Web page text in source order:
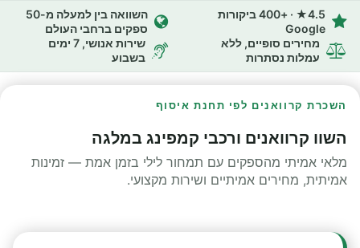
4.5★ · +400 ביקורות
Google
השוואה בין למעלה מ-50
ספקים ברחבי העולם
מחירים סופיים, ללא
עמלות נסתרות
שירות אנושי, 7 ימים
בשבוע
השכרת קרוואנים לפי תחנת איסוף
השוו קרוואנים ורכבי קמפינג במלגה
מלאי אמיתי מהספקים עם תמחור לילי בזמן אמת — זמינות
אמיתית, מחירים אמיתיים ושירות מקצועי.